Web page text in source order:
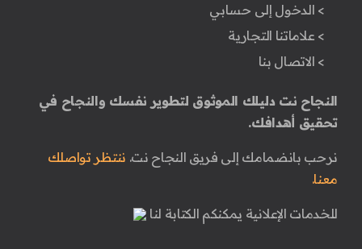
> الدخول إلى حسابي
> علاماتنا التجارية
> الاتصال بنا
النجاح نت دليلك الموثوق لتطوير نفسك والنجاح في
تحقيق أهدافك.
نرحب بانضمامك إلى فريق النجاح نت. ننتظر تواصلك
معنا.
للخدمات الإعلانية يمكنكم الكتابة لنا